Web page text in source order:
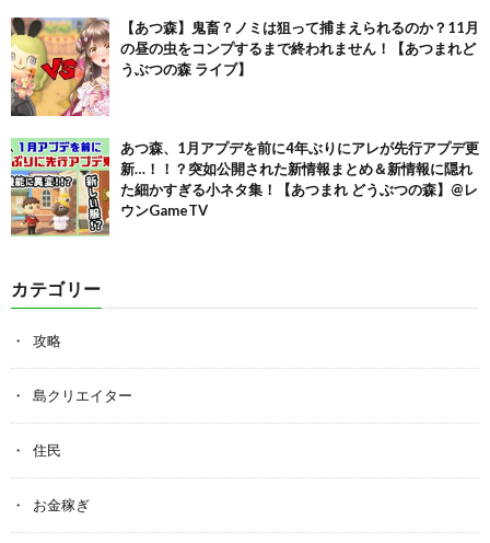
【あつ森】鬼畜？ノミは狙って捕まえられるのか？11月
の昼の虫をコンプするまで終われません！【あつまれど
うぶつの森 ライブ】
あつ森、1月アプデを前に4年ぶりにアレが先行アプデ更
新…！！？突如公開された新情報まとめ＆新情報に隠れ
た細かすぎる小ネタ集！【あつまれ どうぶつの森】@レ
ウンGameTV
カテゴリー
攻略
島クリエイター
住民
お金稼ぎ